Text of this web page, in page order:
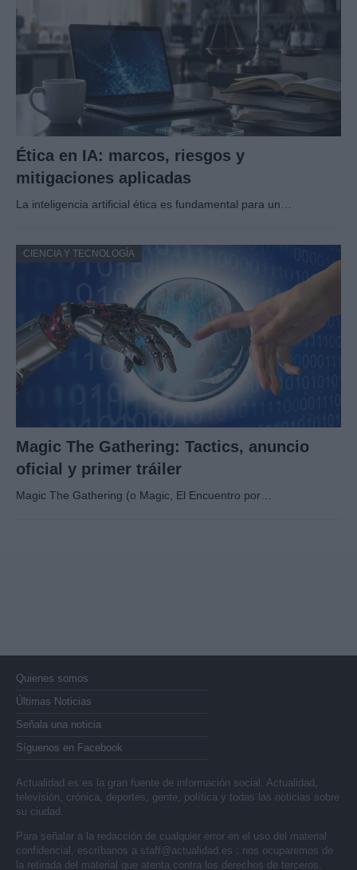
Ética en IA: marcos, riesgos y
mitigaciones aplicadas
La inteligencia artificial ética es fundamental para un…
CIENCIA Y TECNOLOGÍA
Magic The Gathering: Tactics, anuncio
oficial y primer tráiler
Magic The Gathering (o Magic, El Encuentro por…
Quienes somos
Últimas Noticias
Señala una noticia
Síguenos en Facebook
Actualidad.es es la gran fuente de información social. Actualidad,
televisión, crónica, deportes, gente, política y todas las noticias sobre
su ciudad.
Para señalar a la redacción de cualquier error en el uso del material
confidencial, escríbanos a staff@actualidad.es : nos ocuparemos de
la retirada del material que atenta contra los derechos de terceros.